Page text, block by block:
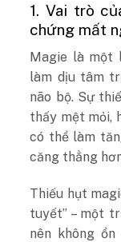
1. Vai trò
chứng mất
Magie là một
làm dịu tâm
não bộ. Sự
thấy mệt mỏi,
có thể làm
căng thẳng
Thiếu hụt
tuyết” – một
nên không